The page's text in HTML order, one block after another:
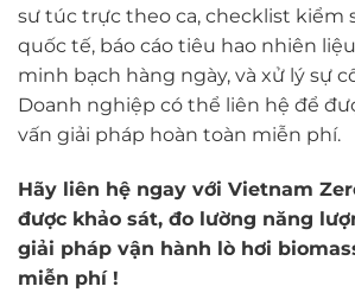
sư túc trực theo ca, checklist kiểm
quốc tế, báo cáo tiêu hao nhiên
minh bạch hàng ngày, và xử lý sự
Doanh nghiệp có thể liên hệ để
vấn giải pháp hoàn toàn miễn phí.
Hãy liên hệ ngay với Vietnam
được khảo sát, đo lường năng
giải pháp vận hành lò hơi
miễn phí !